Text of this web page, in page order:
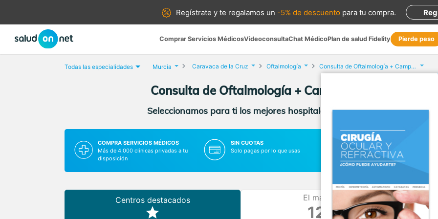
Regístrate yte regalamos un -5% de descuento para tu compra.
Comprar Servicios MédicosVideoconsultaChat MédicoPlan de salud Fidelity Pierde peso
Todas las especialidades Murcia Caravaca de la Cruz Oftalmología Consulta de Oftalmología + Campimetría
Consulta de Oftalmología + Campimetría en
Seleccionamos para ti los mejores hospitales, clínicas y médicos con
COMPRA SERVICIOS MÉDICOS
Más de 4.000 clínicas privadas a tu
disposición
SIN CUOTAS
Solo pagas por lo que usas
SIN LISTAS DE ESPERA
Vas al médico cuando lo
Centros destacados El más barato
120 €